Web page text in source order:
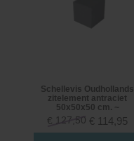
Schellevis Oudhollands
zitelement antraciet
50x50x50 cm. ~
€ 127,50 € 114,95